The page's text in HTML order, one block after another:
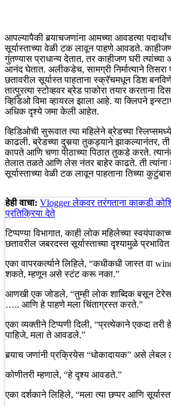
आपल्यापैकी बर्‍याचजणांना आमच्या आवडत्या
सूर्यास्ताच्या वेळी टक लावून पाहणे आवडते.
गुंतण्यास प्राधान्य देतात, तर काहीजण घरी
आनंद घेतात. अलीकडेच, सामग्री निर्मात्याने तिसरा
छतावरील सूर्यास्त पाहताना स्क्रॅचमधून डिश
तात्पुरत्या स्टोव्हवर ब्रेड पाकोरा तयार करताना
व्हिडिओ विमा व्हायरल झाला आहे. या क्लिपने
अधिक दृश्ये जमा केली आहेत.
व्हिडिओची सुरूवात त्या महिलेने ब्रेडच्या
काढली. ब्रेडच्या दुसर्‍या तुकड्याने झाकल्यानंतर,
कापते आणि चणा पीठाच्या पिठात तुकडे करते.
तेलात तळते आणि लेस नंतर बाहेर काढते. ती
सूर्यास्ताच्या वेळी टक लावून पाहताना तिच्या
हेही वाचा: Vlogger लेकवर तरंगताना काकडी
प्रतिक्रिया देते
टिप्पण्या विभागात, काही लोक महिलेच्या
छतावरील जबरदस्त सूर्यास्ताच्या दृश्यामुळे
एका वापरकर्त्याने लिहिले, “कधीकधी जास्त वा
शकते, म्हणून असे स्टंट करू नका.”
आणखी एक जोडले, “तुम्ही लोक शाब्दिक बसून
….. आणि हे पाहणे मला चिंताग्रस्त करते.”
एका व्यक्तीने टिप्पणी दिली, “प्रत्येकाने एकदा
पाहिजे, मला ते आवडले.”
बर्‍याच जणांनी प्रक्रियेस “धोकादायक” असे लेबल
कोणीतरी म्हणाले, “हे दृश्य आवडते.”
एका दर्शकाने लिहिले, “मला त्या छप्पर आणि